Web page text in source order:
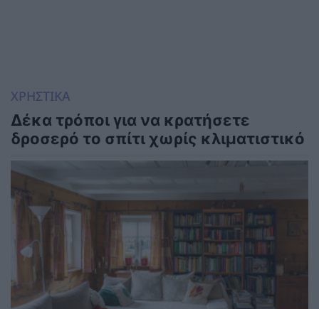
ΧΡΗΣΤΙΚΑ
Δέκα τρόποι για να κρατήσετε
δροσερό το σπίτι χωρίς κλιματιστικό